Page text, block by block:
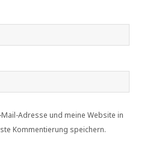
Adresse und meine Website in
Kommentierung speichern.